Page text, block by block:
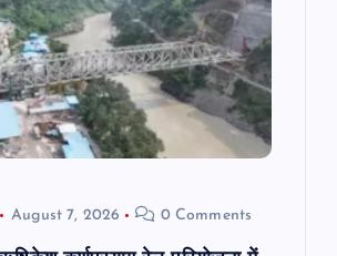
August 7, 2026 0 Comments